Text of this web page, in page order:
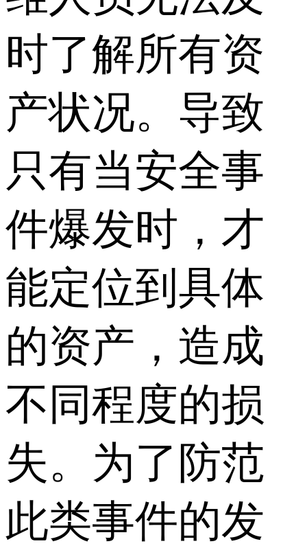
时了解所有资
产状况。导致
只有当安全事
件爆发时，才
能定位到具体
的资产，造成
不同程度的损
失。为了防范
此类事件的发